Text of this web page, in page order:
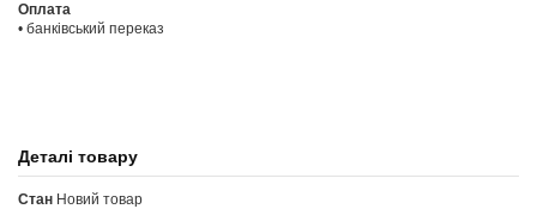
Оплата
• банківський переказ
Деталі товару
Стан Новий товар